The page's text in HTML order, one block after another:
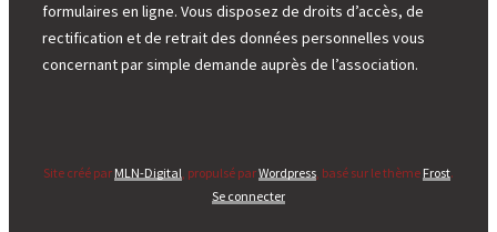
formulaires en ligne. Vous disposez de droits d’accès, de
rectification et de retrait des données personnelles vous
concernant par simple demande auprès de l’association.
Site créé par MLN-Digital, propulsé parWordpress, basé sur le thème Frost.
Se connecter